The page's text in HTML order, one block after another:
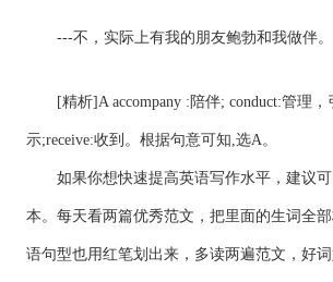
---不，实际上有我的朋友鲍勃和我做伴。
[精析]A accompany :陪伴; conduct:管理，
示;receive:收到。根据句意可知,选A。
如果你想快速提高英语写作水平，建议可
本。每天看两篇优秀范文，把里面的生词全
语句型也用红笔划出来，多读两遍范文，好